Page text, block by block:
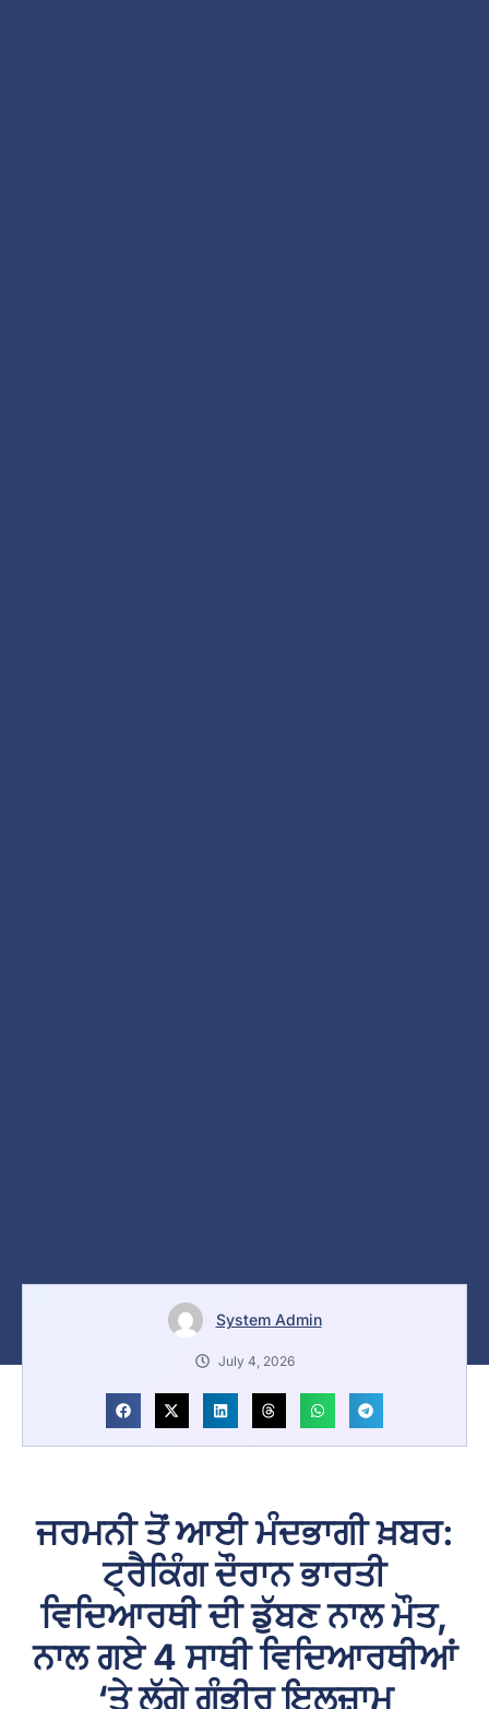
System Admin
July 4, 2026
ਜਰਮਨੀ ਤੋਂ ਆਈ ਮੰਦਭਾਗੀ ਖ਼ਬਰ:
ਟ੍ਰੈਕਿੰਗ ਦੌਰਾਨ ਭਾਰਤੀ
ਵਿਦਿਆਰਥੀ ਦੀ ਡੁੱਬਣ ਨਾਲ ਮੌਤ,
ਨਾਲ ਗਏ 4 ਸਾਥੀ ਵਿਦਿਆਰਥੀਆਂ
‘ਤੇ ਲੱਗੇ ਗੰਭੀਰ ਇਲਜ਼ਾਮ